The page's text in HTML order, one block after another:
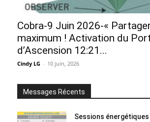
Cobra-9 Juin 2026-«
maximum ! Activation du
d’Ascension 12:21...
Cindy LG - 10 juin, 2026
Messages Récents
Sessions